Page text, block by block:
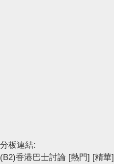
分板連結:
(B2)香港巴士討論 [熱門] [精華]